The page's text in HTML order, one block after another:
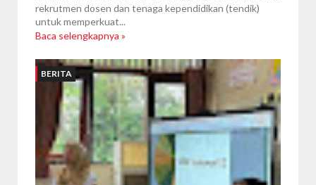
rekrutmen dosen dan tenaga kependidikan (tendik)
untuk memperkuat...
Baca selengkapnya »
BERITA